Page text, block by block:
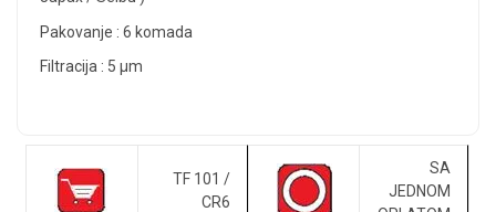
Pakovanje : 6 komada
Filtracija : 5 μm
TF 101 /
CR6
SA
JEDNOM